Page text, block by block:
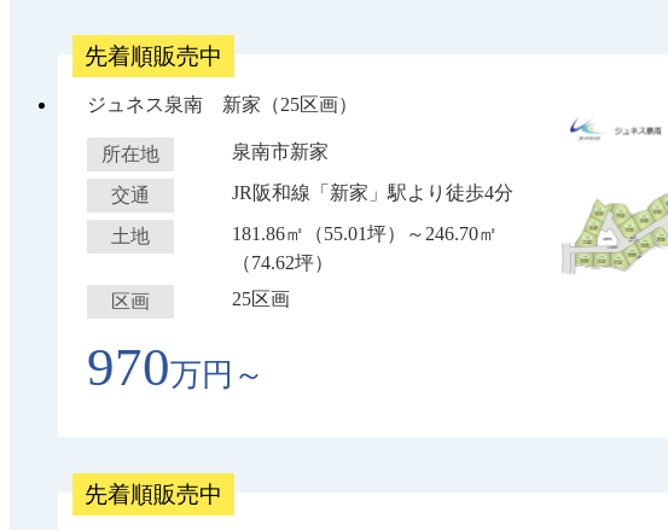
先着順販売中
ジュネス泉南 新家（25区画）
所在地 泉南市新家
交通 JR阪和線「新家」駅より徒歩4分
土地
181.86㎡（55.01坪）～246.70㎡
（74.62坪）
区画
25区画
970万円～
先着順販売中